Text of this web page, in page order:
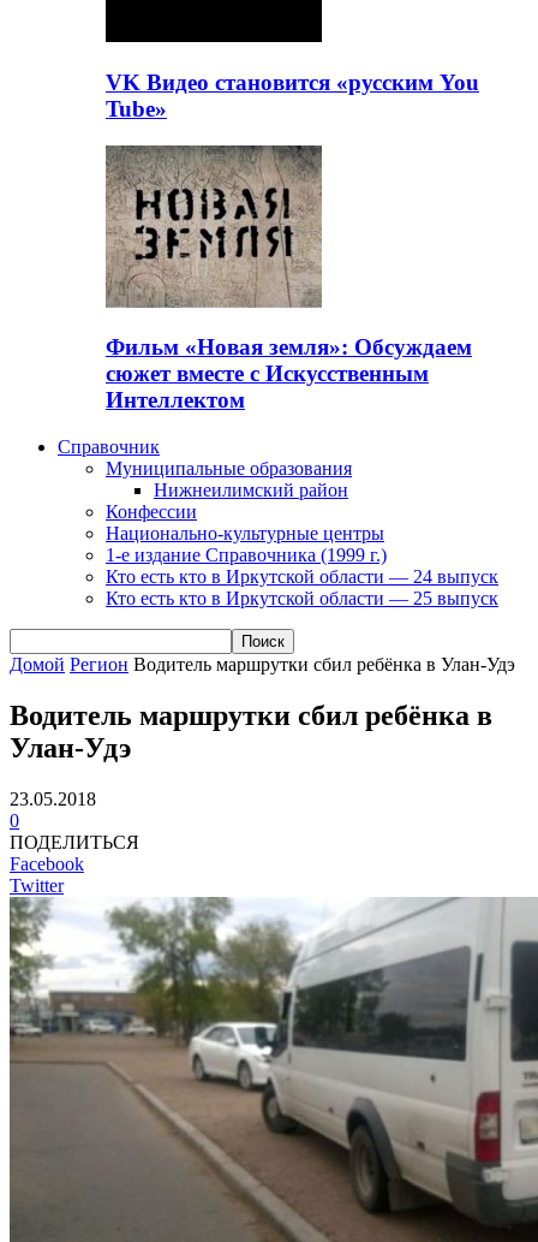
VK Видео становится «русским You
Tube»
Фильм «Новая земля»: Обсуждаем
сюжет вместе с Искусственным
Интеллектом
Справочник
Муниципальные образования
Нижнеилимский район
Конфессии
Национально-культурные центры
1-е издание Справочника (1999 г.)
Кто есть кто в Иркутской области — 24 выпуск
Кто есть кто в Иркутской области — 25 выпуск
Домой Регион Водитель маршрутки сбил ребёнка в Улан-Удэ
Водитель маршрутки сбил ребёнка в
Улан-Удэ
23.05.2018
0
ПОДЕЛИТЬСЯ
Facebook
Twitter